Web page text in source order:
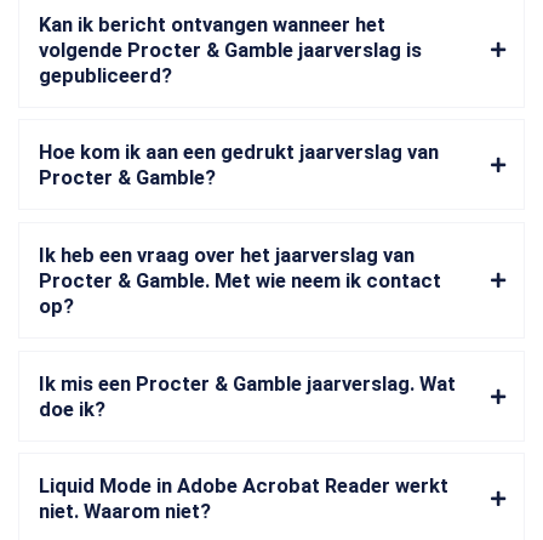
Kan ik bericht ontvangen wanneer het
volgende Procter & Gamble jaarverslag is
gepubliceerd?
Hoe kom ik aan een gedrukt jaarverslag van
Procter & Gamble?
Ik heb een vraag over het jaarverslag van
Procter & Gamble. Met wie neem ik contact
op?
Ik mis een Procter & Gamble jaarverslag. Wat
doe ik?
Liquid Mode in Adobe Acrobat Reader werkt
niet. Waarom niet?